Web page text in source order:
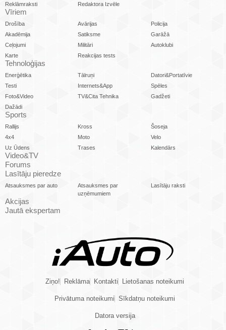
Reklāmraksti
Redaktora Izvēle
Vīriem
Drošība Avārijas
Policija
Akadēmija
Satiksme
Garāžā
Ceļojumi
Militāri
Autoklubi
Karte
Reakcijas tests
Tehnoloģijas
Enerģētika Tālruņi
Datori&Portatīvie
Testi
Internets&App
Spēles
Foto&Video
TV&Cita Tehnika
Gadžeti
Dažādi
Sports
Rallijs Kross
Šoseja
4x4
Moto
Velo
Uz Ūdens
Trases Kalendārs
Video&TV
Forums
Lasītāju pieredze
Atsauksmes par auto
Atsauksmes par
uzņēmumiem
Lasītāju raksti
Akcijas
Jautā ekspertam
Ziņo! Reklāma Kontakti Lietošanas noteikumi
Privātuma noteikumi Sīkdatņu noteikumi
Datora versija